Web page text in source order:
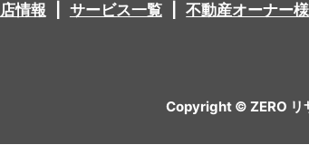
情報 サービス一覧 不動産オーナー
Copyright © ZERO リ